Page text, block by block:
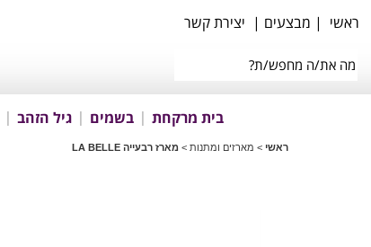
ראשי | מבצעים | יצירת קשר
בית מרקחת בשמים גיל הזהב
ראשי > מארזים ומתנות > מארז רבעייה LA BELLE